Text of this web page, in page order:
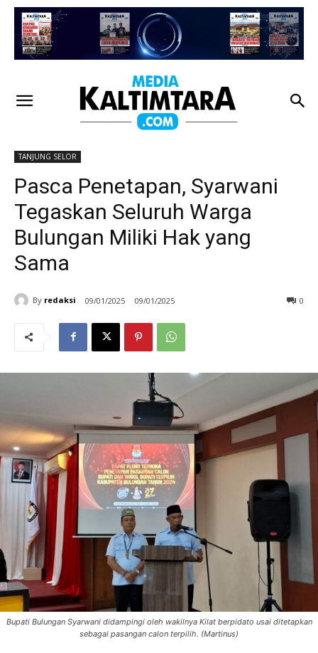
TANJUNG SELOR
Pasca Penetapan, Syarwani
Tegaskan Seluruh Warga
Bulungan Miliki Hak yang
Sama
By redaksi 09/01/2025 09/01/2025 0
Bupati Bulungan Syarwani didampingi oleh wakilnya Kilat berpidato usai ditetapkan
sebagai pasangan calon terpilih. (Martinus)